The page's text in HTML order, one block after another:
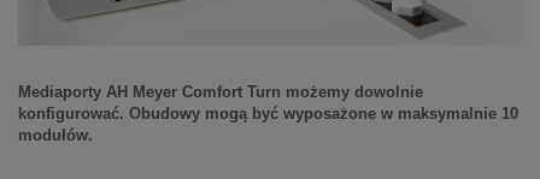
Mediaporty AH Meyer Comfort Turn możemy dowolnie
konfigurować. Obudowy mogą być wyposażone w maksymalnie 10
modułów.